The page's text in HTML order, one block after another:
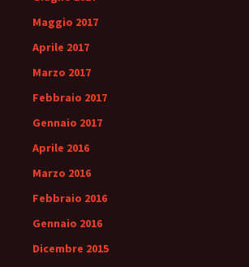
Maggio 2017
Aprile 2017
Marzo 2017
Febbraio 2017
Gennaio 2017
Aprile 2016
Marzo 2016
Febbraio 2016
Gennaio 2016
Dicembre 2015